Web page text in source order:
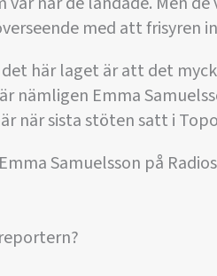
med att frisyren
här laget är att det
nämligen Emma
när sista stöten satt i
Samuelsson på